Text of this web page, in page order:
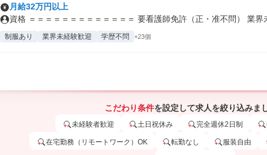
月給32万円以上
資格 ＝＝＝＝＝＝＝＝＝＝＝＝＝ 要看護師免許（正・准不問） 業界
制服あり 業界未経験歓迎 学歴不問 +23個
こだわり条件を設定して求人を絞り込みま
未経験者歓迎 土日祝休み 完全週休2日制
在宅勤務（リモートワーク）OK 転勤なし 服装自由